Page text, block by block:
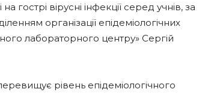
гострі вірусні інфекції серед учнів, за
організації епідеміологічних
лабораторного центру» Сергій
рівень епідеміологічного